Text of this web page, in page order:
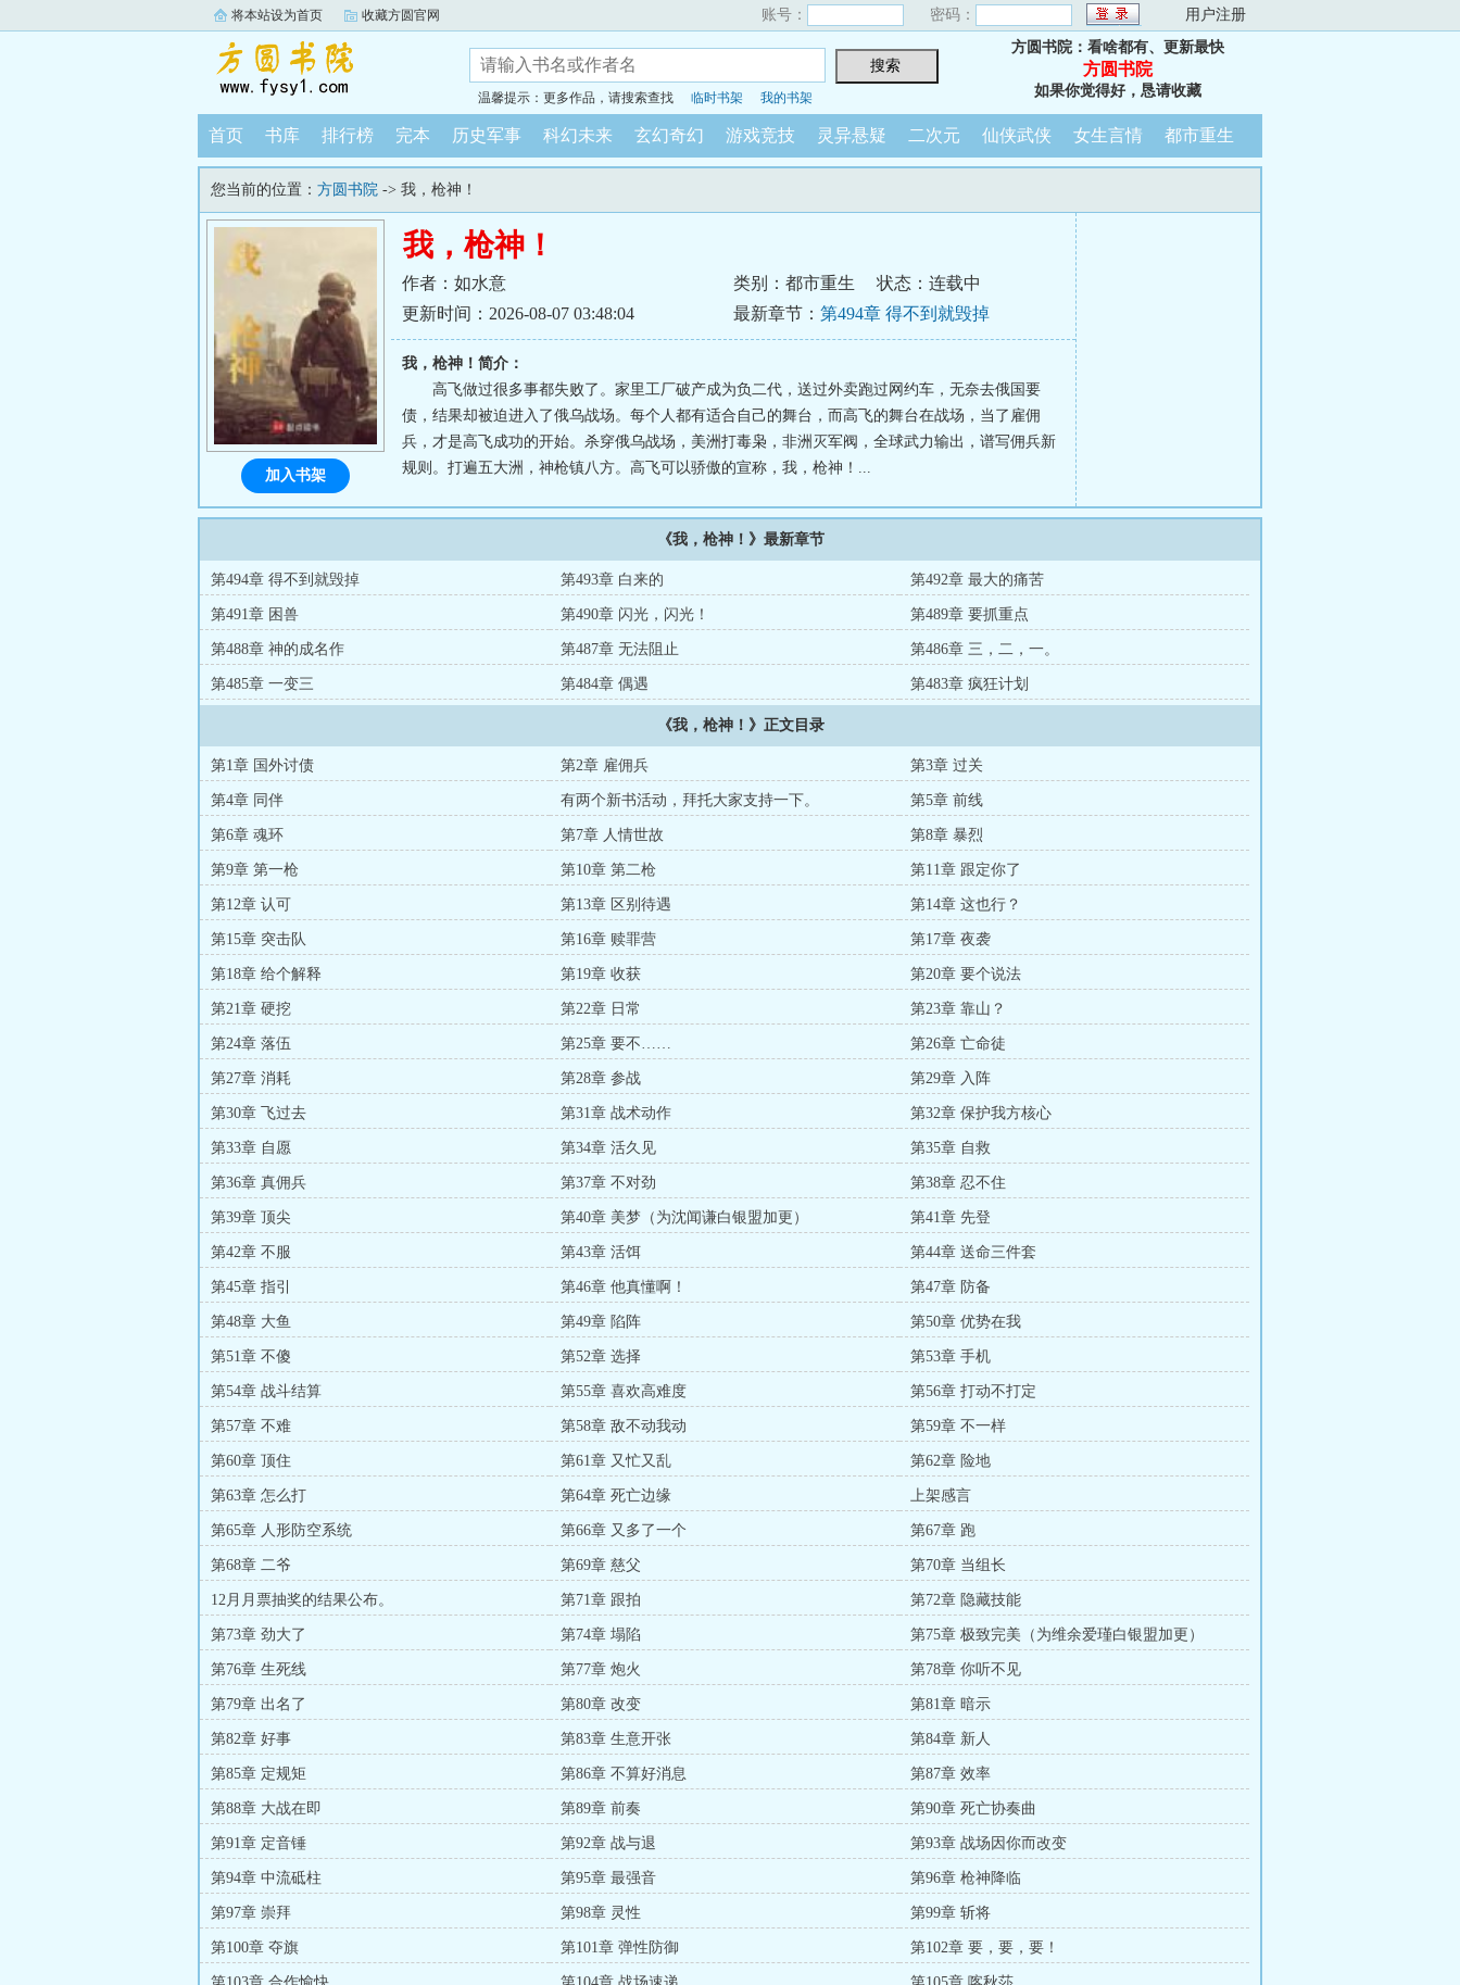
将本站设为首页 收藏方圆官网 账号： 密码： 用户注册
温馨提示：更多作品，请搜索查找 临时书架 我的书架
方圆书院：看啥都有、更新最快
方圆书院
如果你觉得好，恳请收藏
首页 书库 排行榜 完本 历史军事 科幻未来 玄幻奇幻 游戏竞技 灵异悬疑 二次元 仙侠武侠 女生言情 都市重生
您当前的位置： 方圆书院 -> 我，枪神！
我，枪神！
作者：如水意 类别：都市重生
状态：连载中
更新时间：2026-08-07 03:48:04
最新章节： 第494章 得不到就毁掉
我，枪神！简介：
高飞做过很多事都失败了。家里工厂破产成为负二代，送过外卖跑过网约车，无奈去俄国要
债，结果却被迫进入了俄乌战场。每个人都有适合自己的舞台，而高飞的舞台在战场，当了雇佣
兵，才是高飞成功的开始。杀穿俄乌战场，美洲打毒枭，非洲灭军阀，全球武力输出，谱写佣兵新
规则。打遍五大洲，神枪镇八方。高飞可以骄傲的宣称，我，枪神！...
加入书架
《我，枪神！》最新章节
第494章 得不到就毁掉 第493章 白来的 第492章 最大的痛苦
第491章 困兽 第490章 闪光，闪光！ 第489章 要抓重点
第488章 神的成名作 第487章 无法阻止 第486章 三，二，一。
第485章 一变三 第484章 偶遇 第483章 疯狂计划
《我，枪神！》正文目录
第1章 国外讨债 第2章 雇佣兵 第3章 过关
第4章 同伴 有两个新书活动，拜托大家支持一下。 第5章 前线
第6章 魂环 第7章 人情世故 第8章 暴烈
第9章 第一枪 第10章 第二枪 第11章 跟定你了
第12章 认可 第13章 区别待遇 第14章 这也行？
第15章 突击队 第16章 赎罪营 第17章 夜袭
第18章 给个解释 第19章 收获 第20章 要个说法
第21章 硬挖 第22章 日常 第23章 靠山？
第24章 落伍 第25章 要不…… 第26章 亡命徒
第27章 消耗 第28章 参战 第29章 入阵
第30章 飞过去 第31章 战术动作 第32章 保护我方核心
第33章 自愿 第34章 活久见 第35章 自救
第36章 真佣兵 第37章 不对劲 第38章 忍不住
第39章 顶尖 第40章 美梦（为沈闻谦白银盟加更） 第41章 先登
第42章 不服 第43章 活饵 第44章 送命三件套
第45章 指引 第46章 他真懂啊！ 第47章 防备
第48章 大鱼 第49章 陷阵 第50章 优势在我
第51章 不傻 第52章 选择 第53章 手机
第54章 战斗结算 第55章 喜欢高难度 第56章 打动不打定
第57章 不难 第58章 敌不动我动 第59章 不一样
第60章 顶住 第61章 又忙又乱 第62章 险地
第63章 怎么打 第64章 死亡边缘 上架感言
第65章 人形防空系统 第66章 又多了一个 第67章 跑
第68章 二爷 第69章 慈父 第70章 当组长
12月月票抽奖的结果公布。 第71章 跟拍 第72章 隐藏技能
第73章 劲大了 第74章 塌陷 第75章 极致完美（为维余爱瑾白银盟加更）
第76章 生死线 第77章 炮火 第78章 你听不见
第79章 出名了 第80章 改变 第81章 暗示
第82章 好事 第83章 生意开张 第84章 新人
第85章 定规矩 第86章 不算好消息 第87章 效率
第88章 大战在即 第89章 前奏 第90章 死亡协奏曲
第91章 定音锤 第92章 战与退 第93章 战场因你而改变
第94章 中流砥柱 第95章 最强音 第96章 枪神降临
第97章 崇拜 第98章 灵性 第99章 斩将
第100章 夺旗 第101章 弹性防御 第102章 要，要，要！